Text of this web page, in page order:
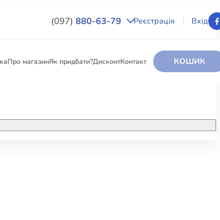
(097) 880-63-79 Реєстрація Вхід
Про магазинЯк придбати?ДисконтКонтакт КОШИК